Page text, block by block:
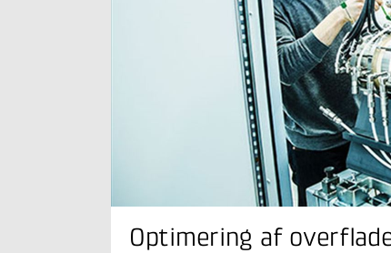
Optimering af